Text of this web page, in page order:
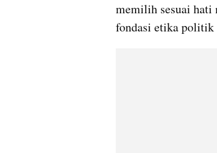
memilih sesuai hati
fondasi etika politik